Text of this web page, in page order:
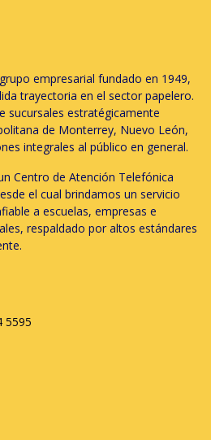
empresarial fundado en 1949,
trayectoria en el sector papelero.
sucursales estratégicamente
de Monterrey, Nuevo León,
integrales al público en general.
Centro de Atención Telefónica
el cual brindamos un servicio
a escuelas, empresas e
respaldado por altos estándares
5595